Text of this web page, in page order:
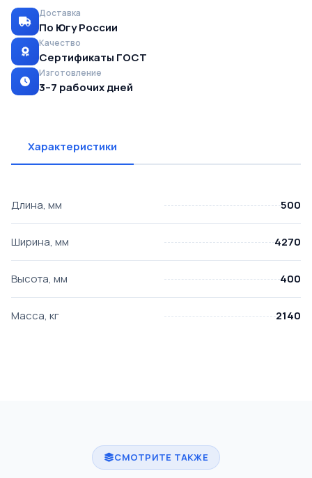
Доставка
По Югу России
Качество
Сертификаты ГОСТ
Изготовление
3–7 рабочих дней
Характеристики
Длина, мм 500
Ширина, мм 4270
Высота, мм 400
Масса, кг 2140
СМОТРИТЕ ТАКЖЕ